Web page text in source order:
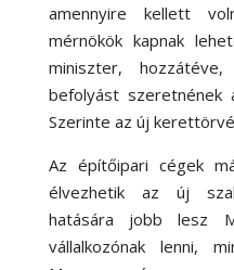
amennyire kellett
mérnökök kapnak
miniszter,
befolyást szeretnének
Szerinte az új
Az építőipari cégek
élvezhetik az új
hatására jobb lesz
vállalkozónak lenni,